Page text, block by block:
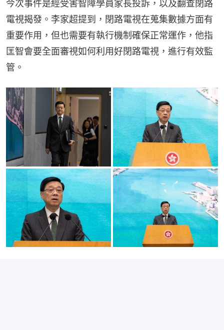
今次事件是經受害智障學員家長投訴，以及翻查閉路
電視揭發。李家超提到，閉路電視在蒐集數據方面有
重要作用，但也需要有執行機制確保正常運作，他指
匡智會要全面審視如何利用好閉路電視，進行有效監
管。